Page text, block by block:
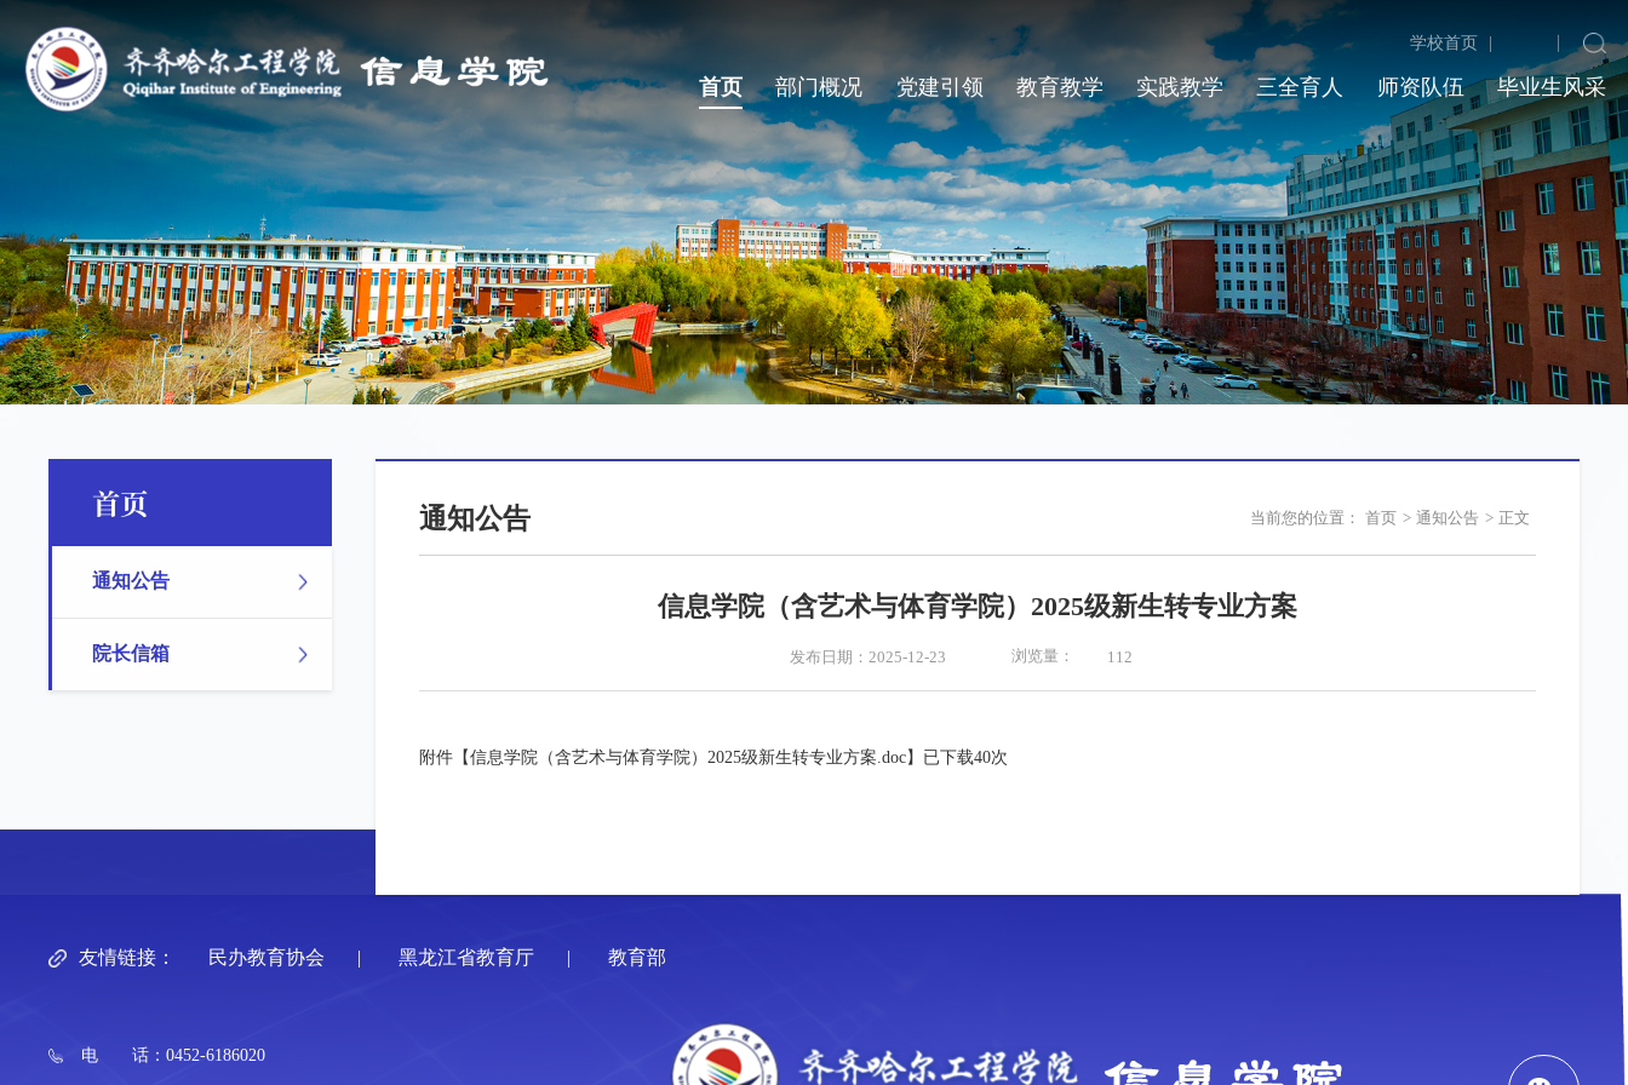
学校首页 |
首页 部门概况 党建引领 教育教学 实践教学 三全育人 师资队伍 毕业生风采
首页
通知公告
院长信箱
通知公告 当前您的位置： 首页 > 通知公告 > 正文
信息学院（含艺术与体育学院）2025级新生转专业方案
发布日期：2025-12-23 浏览量： 112
附件【信息学院（含艺术与体育学院）2025级新生转专业方案.doc】已下载40次
友情链接： 民办教育协会 黑龙江省教育厅 教育部
电 话：0452-6186020